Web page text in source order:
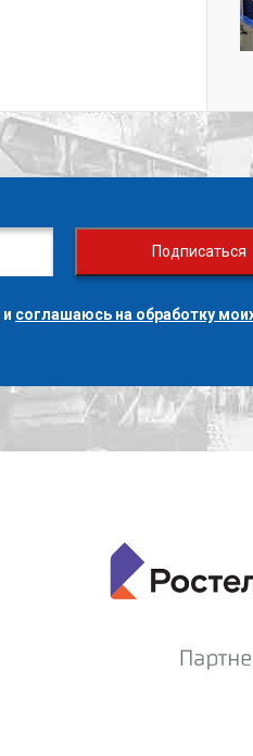
Подписаться
и соглашаюсь на обработку